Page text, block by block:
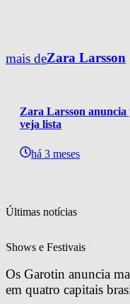
mais deZara Larsson
Zara Larsson anuncia
veja lista
há 3 meses
Últimas notícias
Shows e Festivais
Os Garotin anuncia
em quatro capitais